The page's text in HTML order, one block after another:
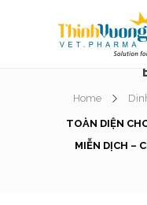
Home
TOÀN DIỆN
MIỄN DỊCH –